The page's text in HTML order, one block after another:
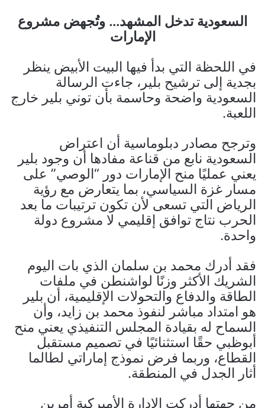
السعودية تدخل المشهد… وتُجهض مشروع
الإمارات
في اللحظة التي بدأ فيها البيت الأبيض ينظر
بجدية إلى ترشيح بلير، جاءت الرسالة
السعودية واضحة وحاسمة بأن توني بلير خارج
اللعبة.
وترجح مصادر دبلوماسية أن اعتراض
السعودية نابع من قناعة مفادها أن وجود بلير
يعني عمليًا منح الإمارات دور “الوصي” على
مسار غزة السياسي، بما يتعارض مع رؤية
الرياض التي تسعى لأن تكون ترتيبات ما بعد
الحرب نتاج توافق إقليمي لا مشروع دولة
واحدة.
فقد أدرك محمد بن سلمان الذي بات اليوم
الشريك الأكثر وزنًا لواشنطن في ملفات
الطاقة والدفاع والتحولات الإقليمية، أن بلير
هو امتداد مباشر لنفوذ محمد بن زايد، وأن
السماح له بقيادة المجلس التنفيذي يعني منح
أبوظبي حقًا استثنائيًا في تصميم مستقبل
القطاع، وربما فرض نموذج إماراتي لطالما
أثار الجدل في المنطقة.
من جهتها أدركت الإدارة الأميركية أمرين